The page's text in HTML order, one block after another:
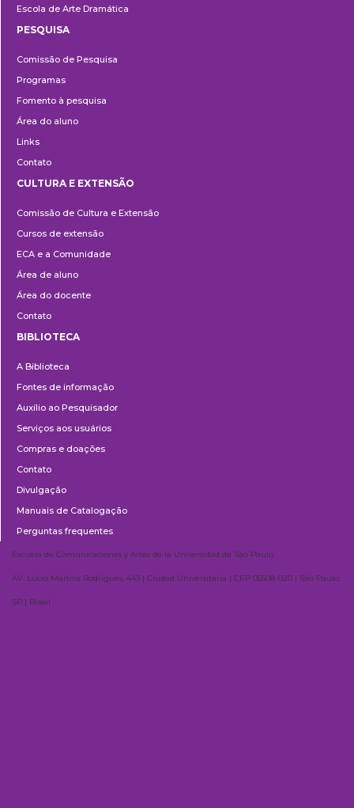
Escola de Arte Dramática
PESQUISA
Comissão de Pesquisa
Programas
Fomento à pesquisa
Área do aluno
Links
Contato
e
Extensão
CULTURA E EXTENSÃO
Comissão de Cultura e Extensão
Cursos de extensão
ECA e a Comunidade
Área de aluno
Área do docente
Contato
BIBLIOTECA
A Biblioteca
Fontes de informação
Auxílio ao Pesquisador
Serviços aos usuários
Compras e doações
Contato
Divulgação
Manuais de Catalogação
Perguntas frequentes
Escuela de Comunicaciones y Artes de la Universidad de São Paulo
AV. Lúcio Martins Rodrigues, 443 | Ciudad Universitaria | CEP 05508-020 | São Paulo,
SP | Brasil